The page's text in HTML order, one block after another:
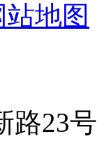
站地图
路23